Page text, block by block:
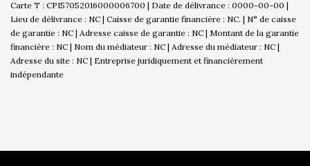
Carte T : CPI57052016000006700 | Date de délivrance : 0000-00-00 |
Lieu de délivrance : NC | Caisse de garantie financière : NC. | N° de caisse
de garantie : NC | Adresse caisse de garantie : NC | Montant de la garantie
financière : NC | Nom du médiateur : NC | Adresse du médiateur : NC |
Adresse du site : NC | Entreprise juridiquement et financièrement
indépendante